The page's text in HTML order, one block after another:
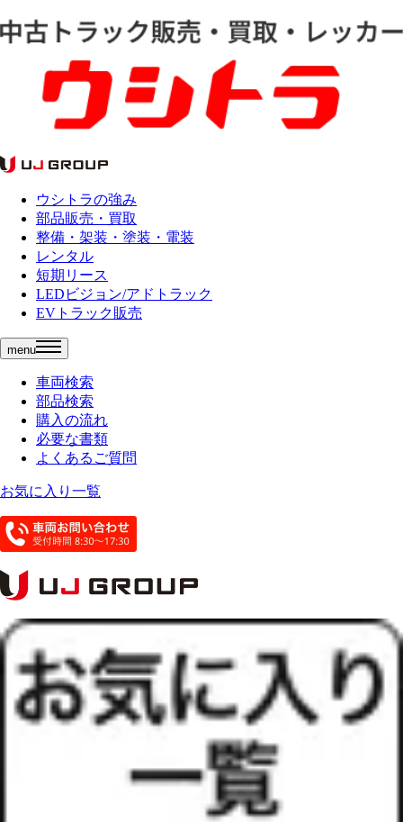
ウシトラの強み
部品販売・買取
整備・架装・塗装・電装
レンタル
短期リース
LEDビジョン/アドトラック
EVトラック販売
menu
車両検索
部品検索
購入の流れ
必要な書類
よくあるご質問
お気に入り一覧